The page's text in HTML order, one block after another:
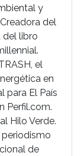
y
del
del libro
el
en
para El País
Perfil.com.
Hilo Verde.
de